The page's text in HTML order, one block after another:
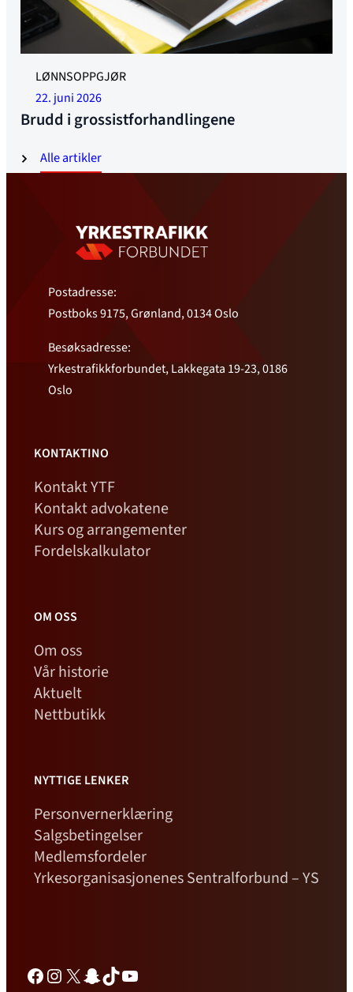
Alle artikler
LØNNSOPPGJØR
22. juni 2026
Brudd i grossistforhandlingene
Postadresse:
Postboks 9175, Grønland, 0134 Oslo
Besøksadresse:
Yrkestrafikkforbundet, Lakkegata 19-23, 0186
Oslo
KONTAKTINO
Kontakt YTF
Kontakt advokatene
Kurs og arrangementer
Fordelskalkulator
OM OSS
Om oss
Vår historie
Aktuelt
Nettbutikk
NYTTIGE LENKER
Personvernerklæring
Salgsbetingelser
Medlemsfordeler
Yrkesorganisasjonenes Sentralforbund – YS
Facebook
Instagram
X Snapchat
TikTokYouTube